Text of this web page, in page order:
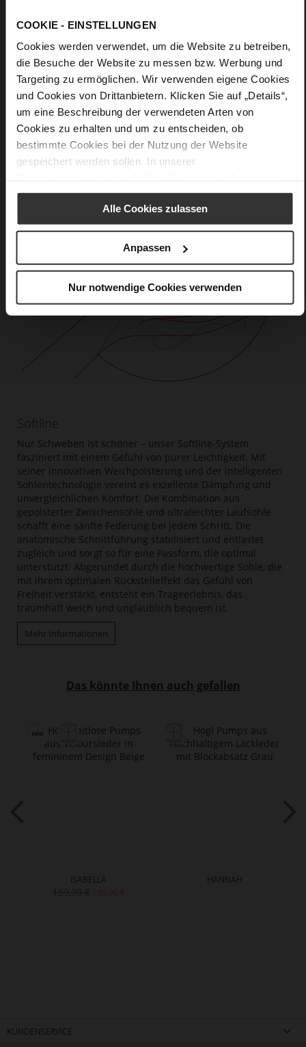
COOKIE - EINSTELLUNGEN
Cookies werden verwendet, um die Website zu betreiben,
die Besuche der Website zu messen bzw. Werbung und
Targeting zu ermöglichen. Wir verwenden eigene Cookies
und Cookies von Drittanbietern. Klicken Sie auf „Details“,
um eine Beschreibung der verwendeten Arten von
Cookies zu erhalten und um zu entscheiden, ob
bestimmte Cookies bei der Nutzung der Website
gespeichert werden sollen. In unserer
Alle Cookies zulassen
Anpassen
Nur notwendige Cookies verwenden
Kalbleder mit lackierter Oberfläche und
Care
Softline
Nur Schweben ist schöner – unser Softline-System
fasziniert mit einem Gefühl von purer Leichtigkeit. Mit
seiner innovativen Weichpolsterung und der intelligenten
Sohlentechnologie vereint es exzellente Dämpfung und
unvergleichlichen Komfort. Die Kombination aus
gepolsterter Zwischensohle und ultraleichter Laufsohle
schafft eine sanfte Federung bei jedem Schritt. Die
anatomische Schnittführung stabilisiert und entlastet
zugleich und sorgt so für eine Passform, die optimal
unterstützt. Abgerundet durch die hochwertige Sohle, die
mit ihrem optimalen Rückstelleffekt das Gefühl von
Freiheit verstärkt, entsteht ein Trageerlebnis, das
traumhaft weich und unglaublich bequem ist.
Mehr Informationen
Das könnte Ihnen auch gefallen
ISABELLA HANNAH
KUNDENSERVICE